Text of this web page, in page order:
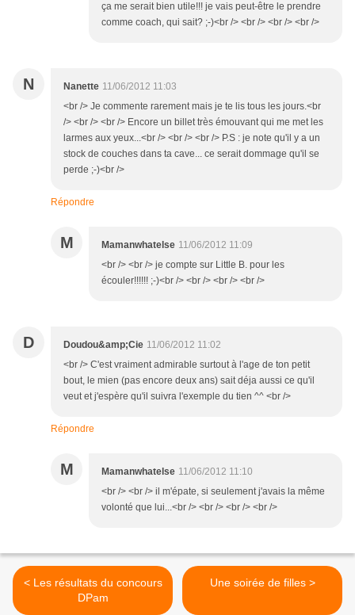
ça me serait bien utile!!! je vais peut-être le prendre
comme coach, qui sait? ;-)<br /> <br /> <br /> <br />
N Nanette 11/06/2012 11:03
<br /> Je commente rarement mais je te lis tous les jours.<br
/> <br /> <br /> Encore un billet très émouvant qui me met les
larmes aux yeux...<br /> <br /> <br /> P.S : je note qu'il y a un
stock de couches dans ta cave... ce serait dommage qu'il se
perde ;-)<br />
Répondre
M Mamanwhatelse 11/06/2012 11:09
<br /> <br /> je compte sur Little B. pour les
écouler!!!!!! ;-)<br /> <br /> <br /> <br />
D Doudou&amp;Cie 11/06/2012 11:02
<br /> C'est vraiment admirable surtout à l'age de ton petit
bout, le mien (pas encore deux ans) sait déja aussi ce qu'il
veut et j'espère qu'il suivra l'exemple du tien ^^ <br />
Répondre
M Mamanwhatelse 11/06/2012 11:10
<br /> <br /> il m'épate, si seulement j'avais la même
volonté que lui...<br /> <br /> <br /> <br />
< Les résultats du concours
DPam
Une soirée de filles >